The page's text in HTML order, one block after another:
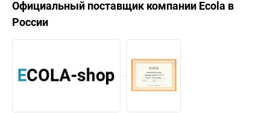
Официальный поставщик компании Ecola в
России